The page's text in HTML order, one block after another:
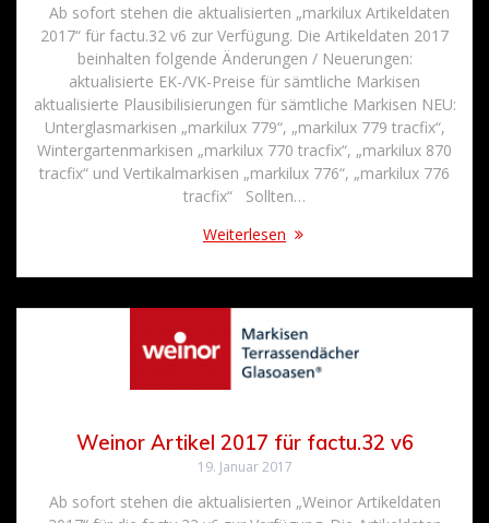
Ab sofort stehen die aktualisierten „markilux Artikeldaten
2017“ für factu.32 v6 zur Verfügung. Die Artikeldaten 2017
beinhalten folgende Änderungen / Neuerungen:
aktualisierte EK-/VK-Preise für sämtliche Markisen
aktualisierte Plausibilisierungen für sämtliche Markisen NEU:
Unterglasmarkisen „markilux 779“, „markilux 779 tracfix“,
Wintergartenmarkisen „markilux 770 tracfix“, „markilux 870
tracfix“ und Vertikalmarkisen „markilux 776“, „markilux 776
tracfix“ Sollten…
Weiterlesen
Weinor Artikel 2017 für factu.32 v6
19. Januar 2017
Ab sofort stehen die aktualisierten „Weinor Artikeldaten